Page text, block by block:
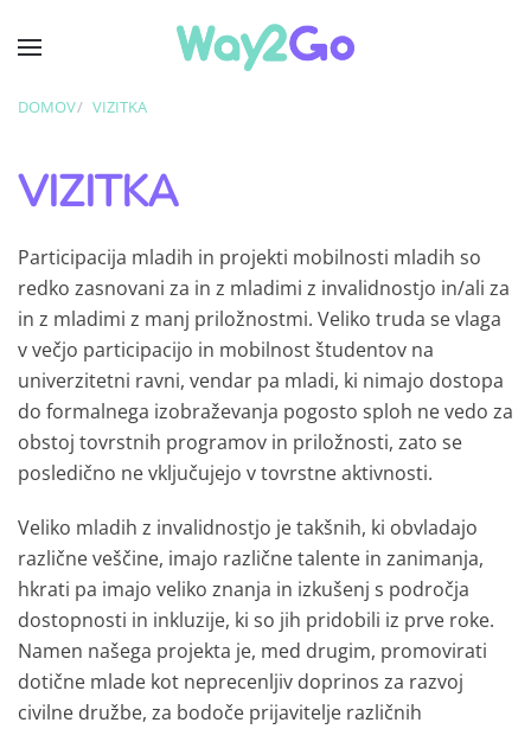
Skip to main content
DOMOV VIZITKA
VIZITKA
Participacija mladih in projekti mobilnosti mladih so
redko zasnovani za in z mladimi z invalidnostjo in/ali za
in z mladimi z manj priložnostmi. Veliko truda se vlaga
v večjo participacijo in mobilnost študentov na
univerzitetni ravni, vendar pa mladi, ki nimajo dostopa
do formalnega izobraževanja pogosto sploh ne vedo za
obstoj tovrstnih programov in priložnosti, zato se
posledično ne vključujejo v tovrstne aktivnosti.
Veliko mladih z invalidnostjo je takšnih, ki obvladajo
različne veščine, imajo različne talente in zanimanja,
hkrati pa imajo veliko znanja in izkušenj s področja
dostopnosti in inkluzije, ki so jih pridobili iz prve roke.
Namen našega projekta je, med drugim, promovirati
dotične mlade kot neprecenljiv doprinos za razvoj
civilne družbe, za bodoče prijavitelje različnih